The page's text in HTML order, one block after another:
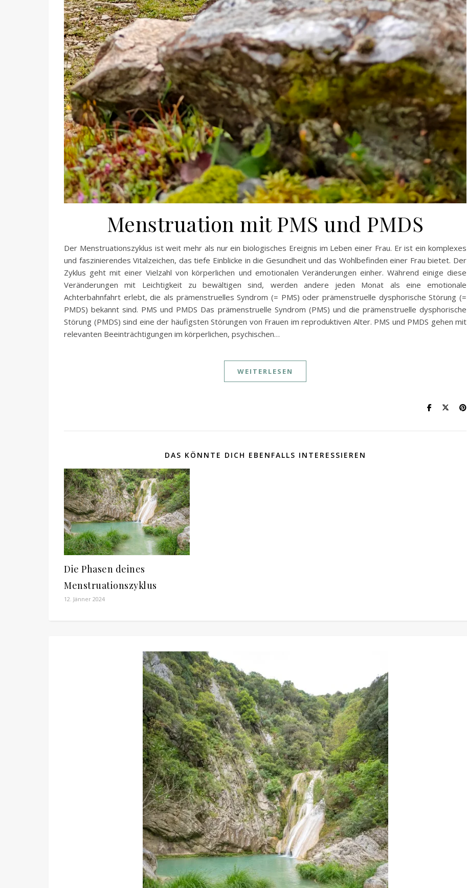
Menstruation mit PMS und PMDS
Der Menstruationszyklus ist weit mehr als nur ein biologisches Ereignis im Leben einer Frau. Er ist ein komplexes
und faszinierendes Vitalzeichen, das tiefe Einblicke in die Gesundheit und das Wohlbefinden einer Frau bietet. Der
Zyklus geht mit einer Vielzahl von körperlichen und emotionalen Veränderungen einher. Während einige diese
Veränderungen mit Leichtigkeit zu bewältigen sind, werden andere jeden Monat als eine emotionale
Achterbahnfahrt erlebt, die als prämenstruelles Syndrom (= PMS) oder prämenstruelle dysphorische Störung (=
PMDS) bekannt sind. PMS und PMDS Das prämenstruelle Syndrom (PMS) und die prämenstruelle dysphorische
Störung (PMDS) sind eine der häufigsten Störungen von Frauen im reproduktiven Alter. PMS und PMDS gehen mit
relevanten Beeinträchtigungen im körperlichen, psychischen…
WEITERLESEN
DAS KÖNNTE DICH EBENFALLS INTERESSIEREN
Die Phasen deines
Menstruationszyklus
12. Jänner 2024